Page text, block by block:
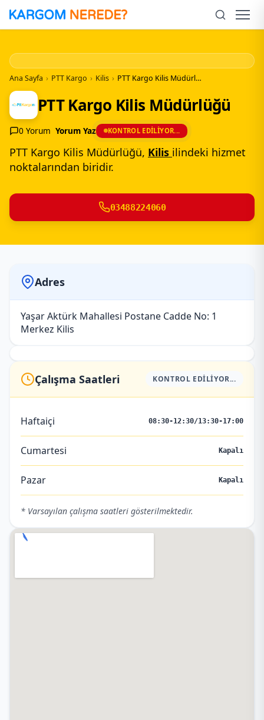
İçeriğe
Geç
Ana Sayfa › PTT Kargo › Kilis › PTT Kargo Kilis Müdürlüğü
PTT Kargo Kilis Müdürlüğü
0 Yorum Yorum Yaz KONTROL EDILIYOR...
PTT Kargo Kilis Müdürlüğü, Kilis ilindeki hizmet
noktalarından biridir.
03488224060
Adres
Yaşar Aktürk Mahallesi Postane Cadde No: 1
Merkez Kilis
Çalışma Saatleri KONTROL EDILIYOR...
Haftaiçi 08:30-12:30/13:30-17:00
Cumartesi Kapalı
Pazar Kapalı
* Varsayılan çalışma saatleri gösterilmektedir.